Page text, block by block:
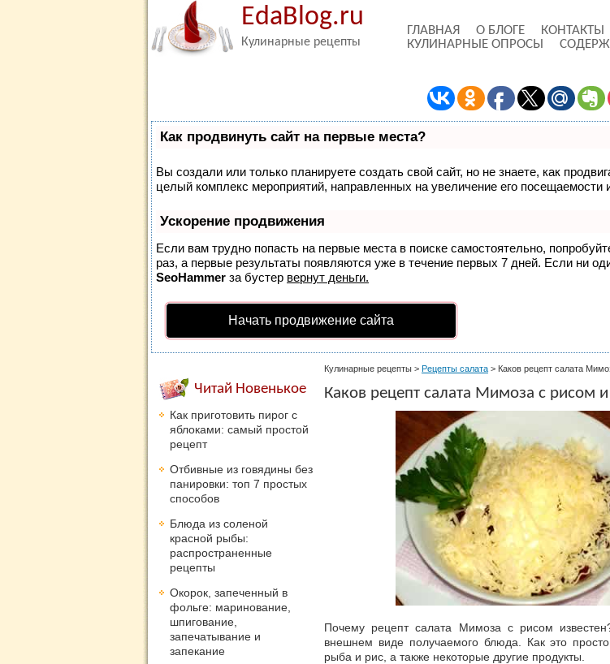
EdaBlog.ru
Кулинарные рецепты
ГЛАВНАЯ О БЛОГЕ КОНТАКТЫ
КУЛИНАРНЫЕ ОПРОСЫ
Как продвинуть сайт на первые места?
Вы создали или только планируете создать свой сайт, но не знаете, как
целый комплекс мероприятий, направленных на увеличение его
Ускорение продвижения
Если вам трудно попасть на первые места в поиске самостоятельно,
раз, а первые результаты появляются уже в течение первых 7 дней. Если ни
SeoHammer за бустер вернут деньги.
Начать продвижение сайта
Кулинарные рецепты > Рецепты салата > Каков рецепт салата
Каков рецепт салата Мимоза с рисом
Почему рецепт салата Мимоза с рисом
внешнем виде получаемого блюда. Как это
рыба и рис, а также некоторые другие продукты.
Читай Новенькое
Как приготовить пирог с
яблоками: самый простой
рецепт
Отбивные из говядины без
панировки: топ 7 простых
способов
Блюда из соленой
красной рыбы:
распространенные
рецепты
Окорок, запеченный в
фольге: маринование,
шпигование,
запечатывание и
запекание